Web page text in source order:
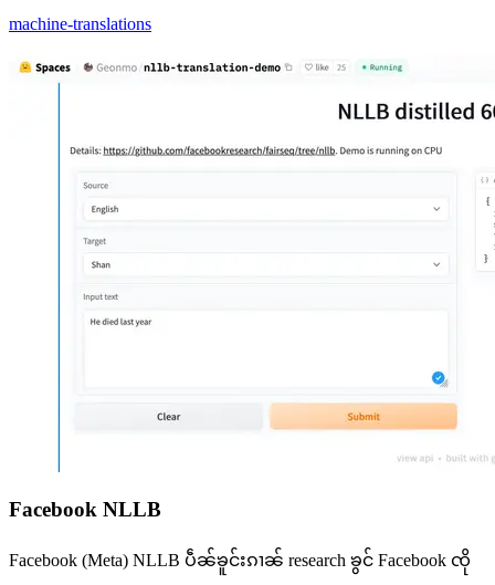
machine-translations
Facebook NLLB
Facebook (Meta) NLLB ပဵၼ်ၶူင်းၵၢၼ် research ၶွင် Facebook ၸို